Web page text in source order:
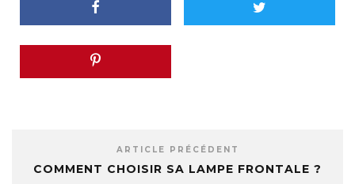
ARTICLE PRÉCÉDENT
COMMENT CHOISIR SA LAMPE FRONTALE ?